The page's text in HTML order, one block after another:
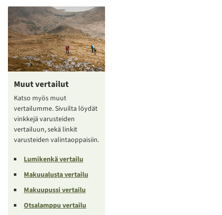
Muut vertailut
Katso myös muut
vertailumme. Sivuilta löydät
vinkkejä varusteiden
vertailuun, sekä linkit
varusteiden valintaoppaisiin.
Lumikenkä vertailu
Makuualusta vertailu
Makuupussi vertailu
Otsalamppu vertailu